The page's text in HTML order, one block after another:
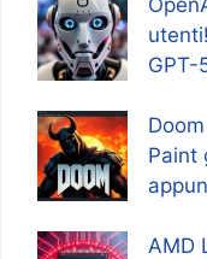
GPT-
Paint
AMD